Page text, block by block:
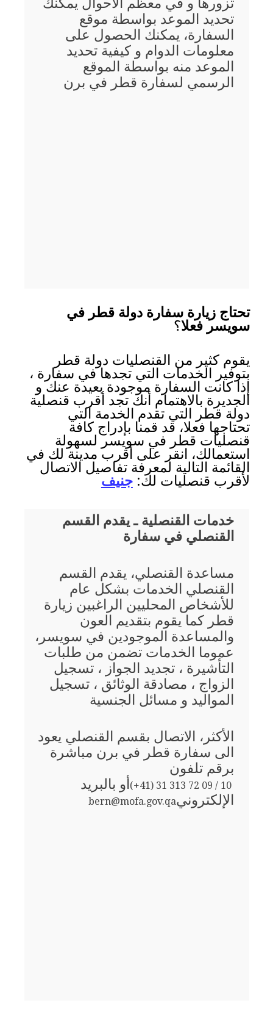
تحديد الموعد بواسطة موقع
السفارة، يمكنك الحصول على
معلومات الدوام و كيفية تحديد
الموعد منه بواسطة الموقع
الرسمي لسفارة قطر في برن
تحتاج زيارة سفارة دولة قطر في
سويسر فعلا؟
يقوم كثير من القنصليات دولة قطر
بتوفير الخدمات التي تجدها في سفارة ،
إذا كانت السفارة موجودة بعيدة عنك و
الجديرة بالاهتمام أنك تجد أقرب قنصلية
دولة قطر التي تقدم الخدمة التي
تحتاجها فعلا، قد قمنا بإدراج كافة
قنصليات قطر في سويسر لسهولة
استعمالك، انقر على أقرب مدينة لك في
القائمة التالية لمعرفة تفاصيل الاتصال
لأقرب قنصليات لك:جنيف
خدمات القنصلية ـ يقدم القسم
القنصلي في سفارة
مساعدة القنصلي، يقدم القسم
القنصلي الخدمات بشكل عام
للأشخاص المحليين الراغبين زيارة
قطر كما يقوم بتقديم العون
والمساعدة الموجودين في سويسر،
عموما الخدمات تضمن من طلبات
التأشيرة ، تجديد الجواز ، تسجيل
الزواج ، مصادقة الوثائق ، تسجيل
المواليد و مسائل الجنسية
الأكثر، الاتصال بقسم القنصلي يعود
الى سفارة قطر في برن مباشرة
برقم تلفون
(+41) 31 313 72 09 / 10أو بالبريد
الإلكترونيbern@mofa.gov.qa